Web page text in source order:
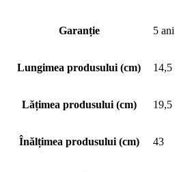
Garanție 5 ani
Lungimea produsului (cm) 14,5
Lățimea produsului (cm) 19,5
Înălțimea produsului (cm) 43